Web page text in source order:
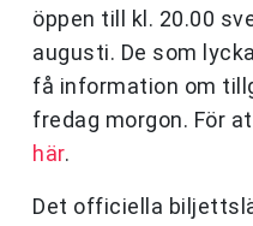
öppen till kl. 20.00
augusti. De som
få information om
fredag morgon. För
här.
Det officiella